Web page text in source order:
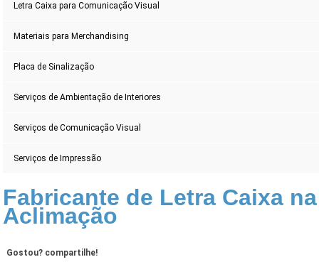
Letra Caixa para Comunicação Visual
Materiais para Merchandising
Placa de Sinalização
Serviços de Ambientação de Interiores
Serviços de Comunicação Visual
Serviços de Impressão
Fabricante de Letra Caixa na
Aclimação
Gostou? compartilhe!